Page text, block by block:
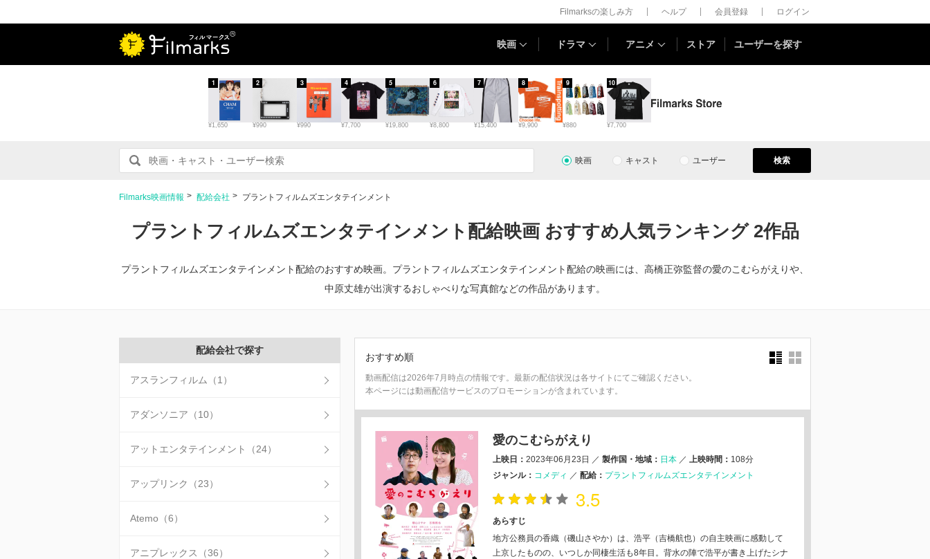
Filmarksの楽しみ方 ヘルプ 会員登録 ログイン
映画 ドラマ アニメ ストア ユーザーを探す
¥1,650
1
¥990
2
¥990
3
¥7,700
4
¥19,800
5
¥8,800
6
¥15,400
7
¥9,900
8
¥880
9
¥7,700
10
映画 キャスト ユーザー 検索
Filmarks映画情報 配給会社 プラントフィルムズエンタテインメント
プラントフィルムズエンタテインメント配給映画 おすすめ人気ランキング 2作品
プラントフィルムズエンタテインメント配給のおすすめ映画。プラントフィルムズエンタテインメント配給の映画には、高橋正弥監督の愛のこむらがえりや、
中原丈雄が出演するおしゃべりな写真館などの作品があります。
配給会社で探す
アスランフィルム（1）
アダンソニア（10）
アットエンタテインメント（24）
アップリンク（23）
Atemo（6）
アニプレックス（36）
おすすめ順
動画配信は2026年7月時点の情報です。最新の配信状況は各サイトにてご確認ください。
本ページには動画配信サービスのプロモーションが含まれています。
愛のこむらがえり
上映日： 2023年06月23日 ／ 製作国・地域： 日本 ／ 上映時間： 108分
ジャンル： コメディ ／ 配給： プラントフィルムズエンタテインメント
3.5
あらすじ
地⽅公務員の⾹織（磯⼭さやか）は、浩平（吉橋航也）の⾃主映画に感動して
上京したものの、いつしか同棲⽣活も8年⽬。背⽔の陣で浩平が書き上げたシナ